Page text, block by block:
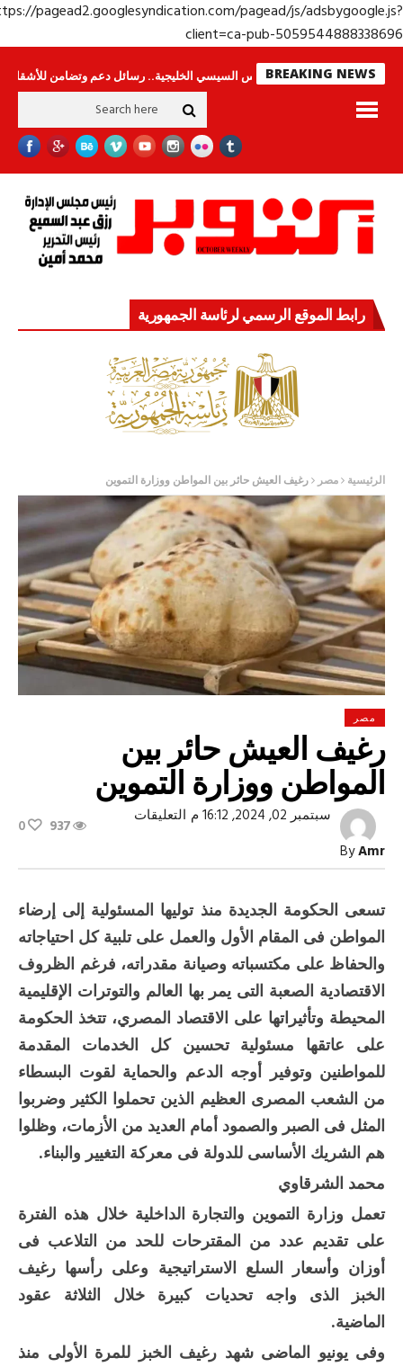
https://pagead2.googlesyndication.com/pagead/js/
client=ca-pub-
BREAKING NEWS
جولة الرئيس السيسي الخليجية.. رسائل دعم وتضامن للأشقاء جهاز
رابط الموقع الرسمي لرئاسة الجمهورية
الرئيسية مصر رغيف العيش حائر بين المواطن ووزارة التموين
مصر
رغيف العيش حائر بين
المواطن ووزارة التموين
ByAmr
سبتمبر 02, 2024, 16:12 م التعليقاتعلى
بين
ووزارة
التموين
مغلقة
937
0
تسعى الحكومة الجديدة منذ توليها المسئولية إلى إرضاء
المواطن فى المقام الأول والعمل على تلبية كل احتياجاته
والحفاظ على مكتسباته وصيانة مقدراته، فرغم الظروف
الاقتصادية الصعبة التى يمر بها العالم والتوترات الإقليمية
المحيطة وتأثيراتها على الاقتصاد المصري، تتخذ الحكومة
على عاتقها مسئولية تحسين كل الخدمات المقدمة
للمواطنين وتوفير أوجه الدعم والحماية لقوت البسطاء
من الشعب المصرى العظيم الذين تحملوا الكثير وضربوا
المثل فى الصبر والصمود أمام العديد من الأزمات، وظلوا
هم الشريك الأساسى للدولة فى معركة التغيير والبناء.
محمد الشرقاوي
تعمل وزارة التموين والتجارة الداخلية خلال هذه الفترة
على تقديم عدد من المقترحات للحد من التلاعب فى
أوزان وأسعار السلع الاستراتيجية وعلى رأسها رغيف
الخبز الذى واجه تحديات كبيرة خلال الثلاثة عقود
الماضية.
وفى يونيو الماضى شهد رغيف الخبز للمرة الأولى منذ